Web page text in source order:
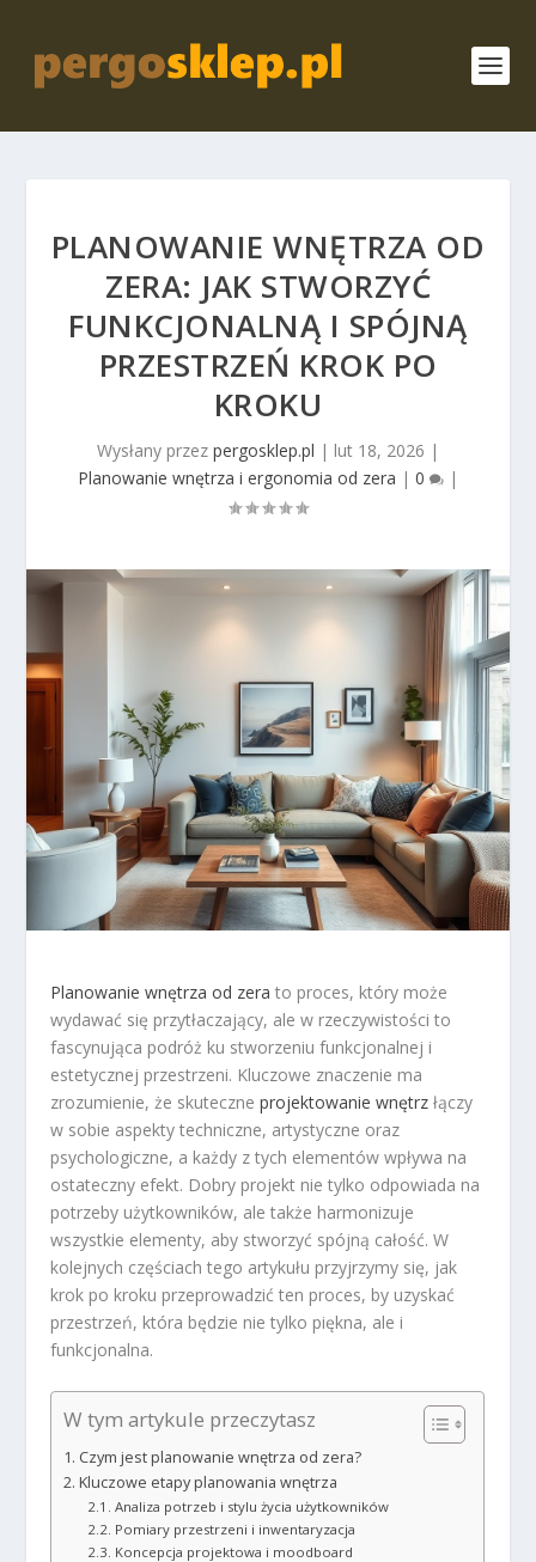
PLANOWANIE WNĘTRZA OD
ZERA: JAK STWORZYĆ
FUNKCJONALNĄ I SPÓJNĄ
PRZESTRZEŃ KROK PO
KROKU
Wysłany przez pergosklep.pl | lut 18, 2026 |
Planowanie wnętrza i ergonomia od zera | 0 |
Planowanie wnętrza od zera to proces, który może
wydawać się przytłaczający, ale w rzeczywistości to
fascynująca podróż ku stworzeniu funkcjonalnej i
estetycznej przestrzeni. Kluczowe znaczenie ma
zrozumienie, że skuteczneprojektowanie wnętrz łączy
w sobie aspekty techniczne, artystyczne oraz
psychologiczne, a każdy z tych elementów wpływa na
ostateczny efekt. Dobry projekt nie tylko odpowiada na
potrzeby użytkowników, ale także harmonizuje
wszystkie elementy, aby stworzyć spójną całość. W
kolejnych częściach tego artykułu przyjrzymy się, jak
krok po kroku przeprowadzić ten proces, by uzyskać
przestrzeń, która będzie nie tylko piękna, ale i
funkcjonalna.
W tym artykule przeczytasz
Czym jest planowanie wnętrza od zera?
Kluczowe etapy planowania wnętrza
Analiza potrzeb i stylu życia użytkowników
Pomiary przestrzeni i inwentaryzacja
Koncepcja projektowa i moodboard